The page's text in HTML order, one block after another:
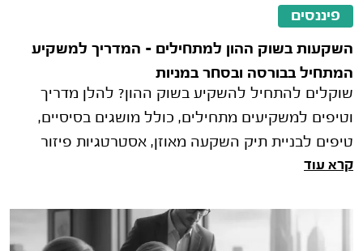
פיננסים
השקעות בשוק ההון למתחילים – המדריך למשקיע
המתחיל בבורסה ובסחר במניות
שוקלים להתחיל להשקיע בשוק ההון? להלן מדריך
וטיפים למשקיעים מתחילים, כולל מושגים בסיסיים,
טיפים לבניית תיק השקעה מאוזן, אסטרטגיות פיזור
וטיפים להצלחה
קרא עוד